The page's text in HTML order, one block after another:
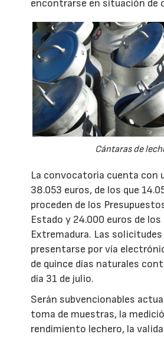
encontrarse en situación de
Cántaras de
La convocatoria cuenta con
38.053 euros, de los que
proceden de los
Estado y 24.000 euros de los
Extremadura. Las solicitudes
presentarse por vía
de quince días naturales
día 31 de julio.
Serán subvencionables
toma de muestras, la
rendimiento lechero, la